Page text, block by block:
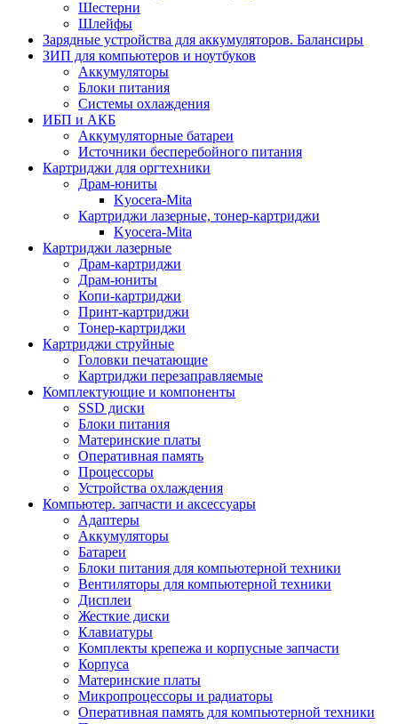
Шестерни
Шлейфы
Зарядные устройства для аккумуляторов. Балансиры
ЗИП для компьютеров и ноутбуков
Аккумуляторы
Блоки питания
Системы охлаждения
ИБП и АКБ
Аккумуляторные батареи
Источники бесперебойного питания
Картриджи для оргтехники
Драм-юниты
Kyocera-Mita
Картриджи лазерные, тонер-картриджи
Kyocera-Mita
Картриджи лазерные
Драм-картриджи
Драм-юниты
Копи-картриджи
Принт-картриджи
Тонер-картриджи
Картриджи струйные
Головки печатающие
Картриджи перезаправляемые
Комплектующие и компоненты
SSD диски
Блоки питания
Материнские платы
Оперативная память
Процессоры
Устройства охлаждения
Компьютер. запчасти и аксессуары
Адаптеры
Аккумуляторы
Батареи
Блоки питания для компьютерной техники
Вентиляторы для компьютерной техники
Дисплеи
Жесткие диски
Клавиатуры
Комплекты крепежа и корпусные запчасти
Корпуса
Материнские платы
Микропроцессоры и радиаторы
Оперативная память для компьютерной техники